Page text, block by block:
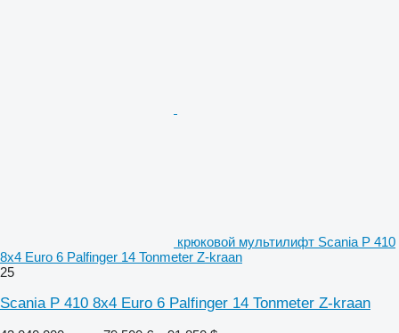
крюковой мультилифт Scania P 410
8x4 Euro 6 Palfinger 14 Tonmeter Z-kraan
25
Scania P 410 8x4 Euro 6 Palfinger 14 Tonmeter Z-kraan